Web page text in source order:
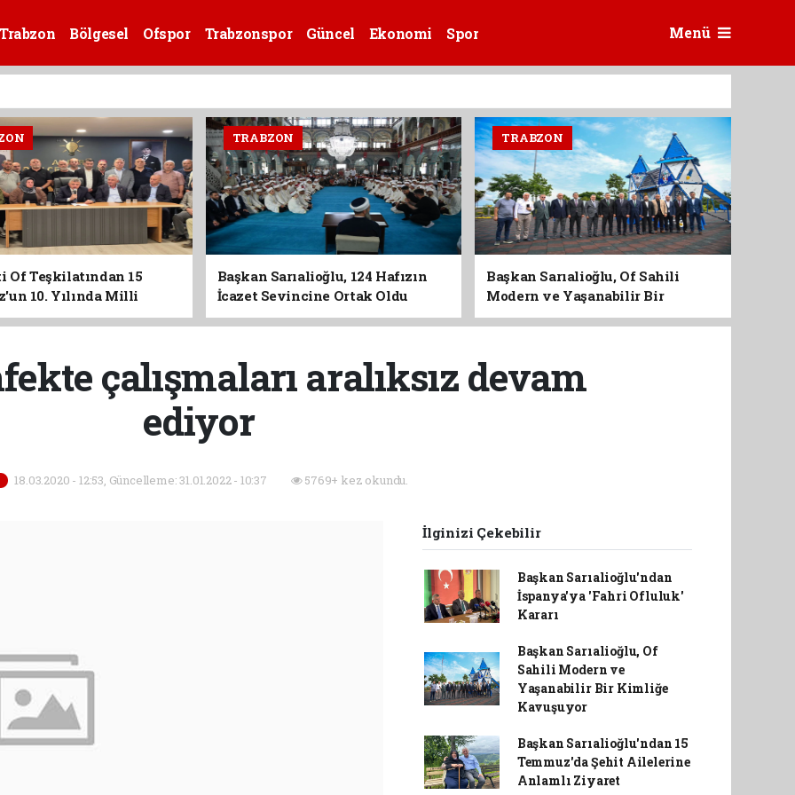
Bölgesel Ofspor Trabzonspor Güncel Ekonomi Spor Menü
Of Teşkilatından 15
10. Yılında Milli
TRABZON
Başkan Sarıalioğlu, 124 Hafızın
İcazet Sevincine Ortak Oldu
TRABZON
Başkan Sarıalioğlu, Of Sahili
Modern ve Yaşanabilir Bir
Kimliğe Kavuşuyor
çalışmaları aralıksız devam
ediyor
18.03.2020 - 12:53, Güncelleme: 31.01.2022 - 10:37 5769+ kez okundu.
İlginizi Çekebilir
Başkan Sarıalioğlu'ndan
İspanya'ya 'Fahri Ofluluk'
Kararı
Başkan Sarıalioğlu, Of
Sahili Modern ve
Yaşanabilir Bir Kimliğe
Kavuşuyor
Başkan Sarıalioğlu'ndan 15
Temmuz'da Şehit Ailelerine
Anlamlı Ziyaret